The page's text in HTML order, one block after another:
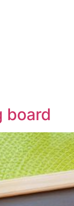
board